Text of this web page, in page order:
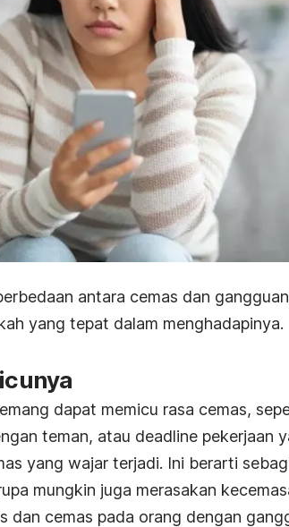
antara cemas dan
yang tepat dalam menghadapinya.
dapat memicu rasa cemas,
teman, atau deadline pekerjaan
yang wajar terjadi. Ini berarti
mungkin juga merasakan
dan cemas pada orang dengan